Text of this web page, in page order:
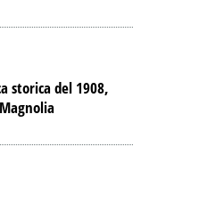
storica del 1908,